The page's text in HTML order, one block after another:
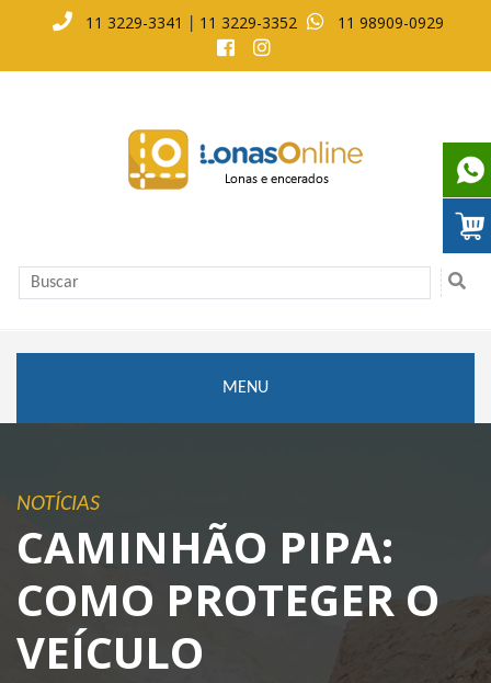
11 3229-3341 11 3229-3352 11 98909-0929
MENU
NOTÍCIAS
CAMINHÃO PIPA:
COMO PROTEGER O
VEÍCULO